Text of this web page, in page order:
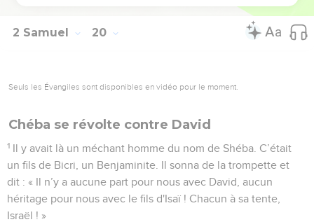
2 Samuel 20
Seuls les Évangiles sont disponibles en vidéo pour le moment.
Chéba se révolte contre David
1 Il y avait là un méchant homme du nom de Shéba. C’était
un fils de Bicri, un Benjaminite. Il sonna de la trompette et
dit : « Il n’y a aucune part pour nous avec David, aucun
héritage pour nous avec le fils d'Isaï ! Chacun à sa tente,
Israël ! »